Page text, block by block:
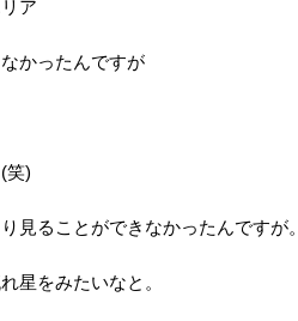
ア
かったんですが
笑)
見ることができなかったんですが。
星をみたいなと。